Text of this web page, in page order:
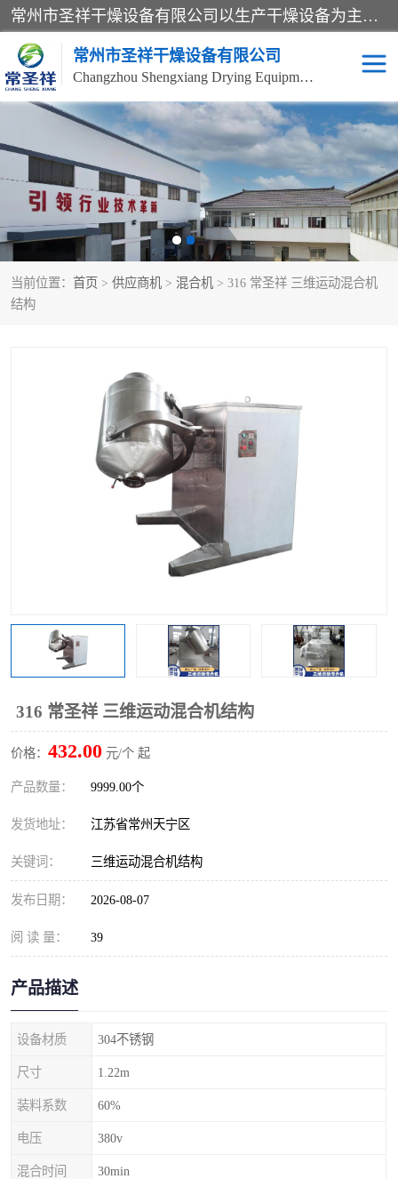
常州市圣祥干燥设备有限公司以生产干燥设备为主导产品，提供：干燥设备、干燥机、混合机、气流干燥机、烘箱、热风循环烘箱、沸腾干燥机、烘干机、喷雾干燥机等产品的生产、制造与销售服务。
常州市圣祥干燥设备有限公司
Changzhou Shengxiang Drying Equipment Co. , Ltd.
当前位置： 首页 > 供应商机 > 混合机 > 316 常圣祥 三维运动混合机
结构
316 常圣祥 三维运动混合机结构
价格： 432.00 元/个 起
产品数量： 9999.00个
发货地址： 江苏省常州天宁区
关键词： 三维运动混合机结构
发布日期： 2026-08-07
阅 读 量： 39
产品描述
设备材质 304不锈钢
尺寸 1.22m
装料系数 60%
电压 380v
混合时间 30min
单锥真空干燥机 双锥真空干燥机
气流干燥机 滚筒刮板干燥机
干燥机 闪蒸干燥机
桨叶干燥机 高速混合机
单锥螺带真空干燥机 沸腾干燥机
方形圆形真空干燥机 真空耙式干燥机
盘式干燥机